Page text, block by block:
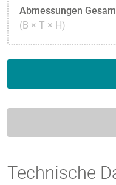
Abmessungen
(B × T × H)
Technische